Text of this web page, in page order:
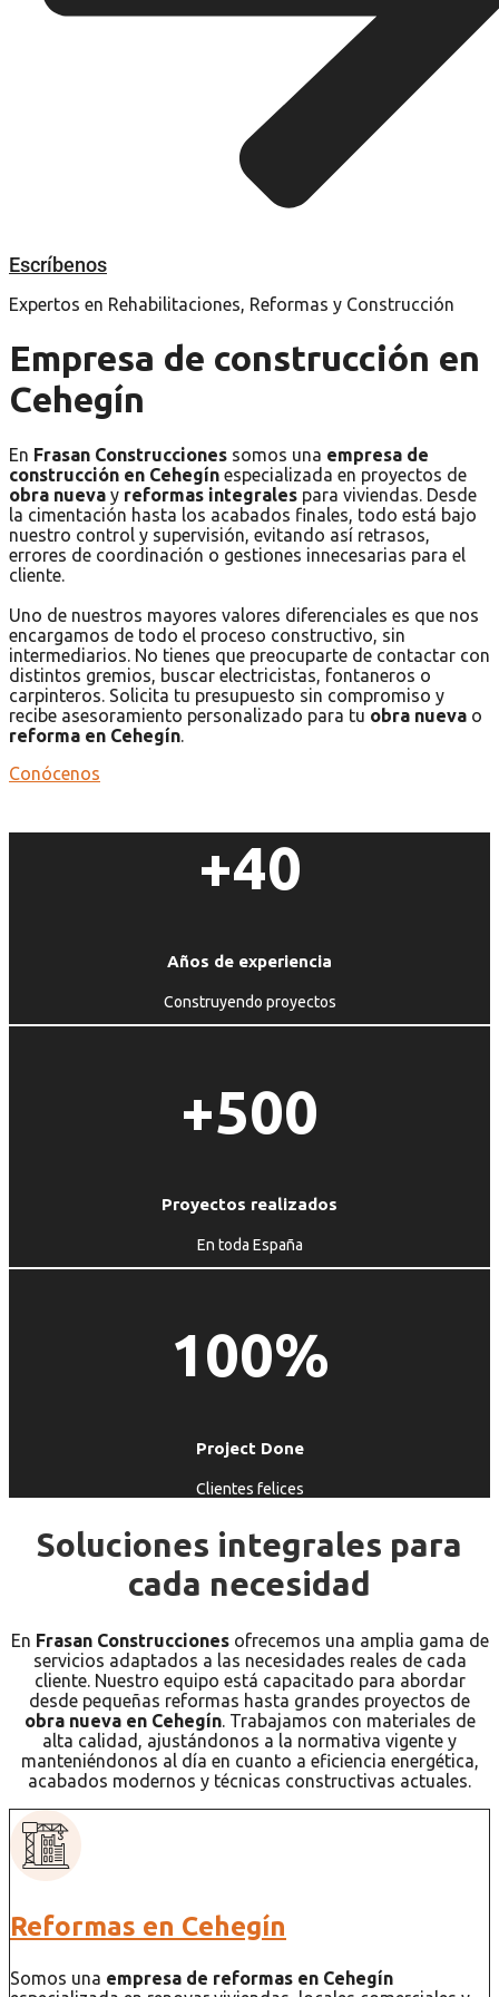
Escríbenos
Expertos en Rehabilitaciones, Reformas y Construcción
Empresa de construcción en
Cehegín
En Frasan Construcciones somos una empresa de
construcción en Cehegín especializada en proyectos de
obra nueva y reformas integrales para viviendas. Desde
la cimentación hasta los acabados finales, todo está bajo
nuestro control y supervisión, evitando así retrasos,
errores de coordinación o gestiones innecesarias para el
cliente.
Uno de nuestros mayores valores diferenciales es que nos
encargamos de todo el proceso constructivo, sin
intermediarios. No tienes que preocuparte de contactar con
distintos gremios, buscar electricistas, fontaneros o
carpinteros. Solicita tu presupuesto sin compromiso y
recibe asesoramiento personalizado para tu obra nueva o
reforma en Cehegín
Conócenos
+40
Años de experiencia
Construyendo proyectos
+500
Proyectos realizados
En toda España
100%
Project Done
Clientes felices
Soluciones integrales para
cada necesidad
En Frasan Construccionesofrecemos una amplia gama de
servicios adaptados a las necesidades reales de cada
cliente. Nuestro equipo está capacitado para abordar
desde pequeñas reformas hasta grandes proyectos de
obra nueva en Cehegín. Trabajamos con materiales de
alta calidad, ajustándonos a la normativa vigente y
manteniéndonos al día en cuanto a eficiencia energética,
acabados modernos y técnicas constructivas actuales.
Reformas en Cehegín
Somos una empresa de reformas en Cehegín